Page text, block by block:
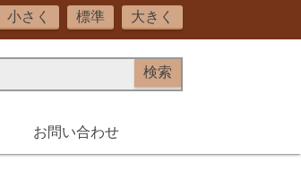
小さく 標準 大きく
お問い合わせ